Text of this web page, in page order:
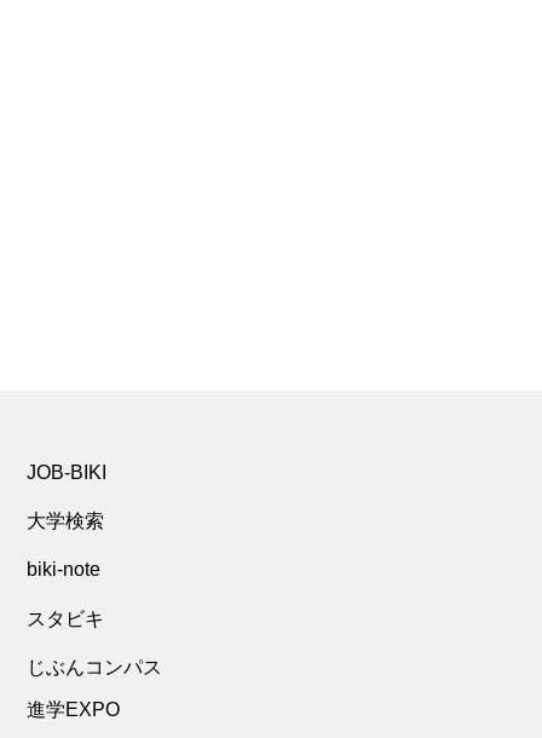
JOB-BIKI
大学検索
biki-note
スタビキ
じぶんコンパス
進学EXPO